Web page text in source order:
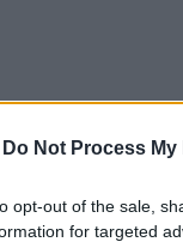
Do Not Process
opt-out of the sale,
for targeted
eszi az